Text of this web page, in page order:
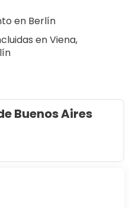
en Berlín
en Viena,
Buenos Aires